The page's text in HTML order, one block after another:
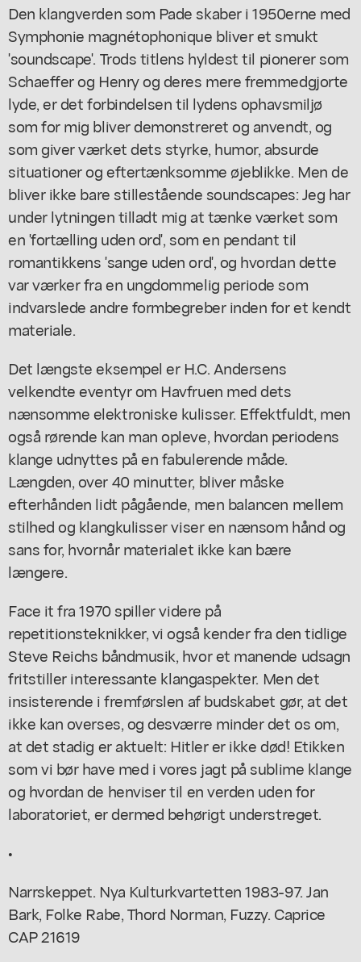
Den klangverden som Pade skaber i 1950erne med
Symphonie magnétophonique bliver et smukt
'soundscape'. Trods titlens hyldest til pionerer som
Schaeffer og Henry og deres mere fremmedgjorte
lyde, er det forbindelsen til lydens ophavsmiljø
som for mig bliver demonstreret og anvendt, og
som giver værket dets styrke, humor, absurde
situationer og eftertænksomme øjeblikke. Men de
bliver ikke bare stillestående soundscapes: Jeg har
under lytningen tilladt mig at tænke værket som
en 'fortælling uden ord', som en pendant til
romantikkens 'sange uden ord', og hvordan dette
var værker fra en ungdommelig periode som
indvarslede andre formbegreber inden for et kendt
materiale.
Det længste eksempel er H.C. Andersens
velkendte eventyr om Havfruen med dets
nænsomme elektroniske kulisser. Effektfuldt, men
også rørende kan man opleve, hvordan periodens
klange udnyttes på en fabulerende måde.
Længden, over 40 minutter, bliver måske
efterhånden lidt pågående, men balancen mellem
stilhed og klangkulisser viser en nænsom hånd og
sans for, hvornår materialet ikke kan bære
længere.
Face itfra 1970 spiller videre på
repetitionsteknikker, vi også kender fra den tidlige
Steve Reichs båndmusik, hvor et manende udsagn
fritstiller interessante klangaspekter. Men det
insisterende i fremførslen af budskabet gør, at det
ikke kan overses, og desværre minder det os om,
at det stadig er aktuelt: Hitler er ikke død! Etikken
som vi bør have med i vores jagt på sublime klange
og hvordan de henviser til en verden uden for
laboratoriet, er dermed behørigt understreget.
•
Narrskeppet. Nya Kulturkvartetten 1983-97. Jan
Bark, Folke Rabe, Thord Norman, Fuzzy. Caprice
CAP 21619